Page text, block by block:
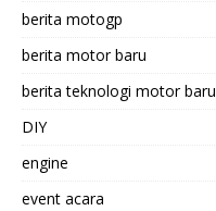
berita motogp
berita motor baru
berita teknologi motor baru
DIY
engine
event acara